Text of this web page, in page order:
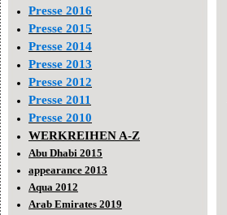
Presse 2016
Presse 2015
Presse 2014
Presse 2013
Presse 2012
Presse 2011
Presse 2010
WERKREIHEN A-Z
Abu Dhabi 2015
appearance 2013
Aqua 2012
Arab Emirates 2019